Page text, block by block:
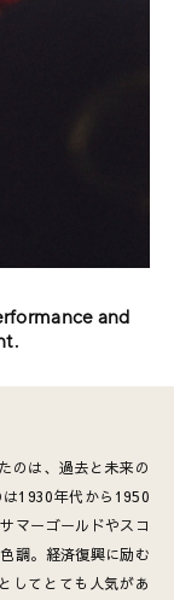
and
のは、過去と未来の
1930年代から1950
マーゴールドやスコ
調。経済復興に励む
してとても人気があ